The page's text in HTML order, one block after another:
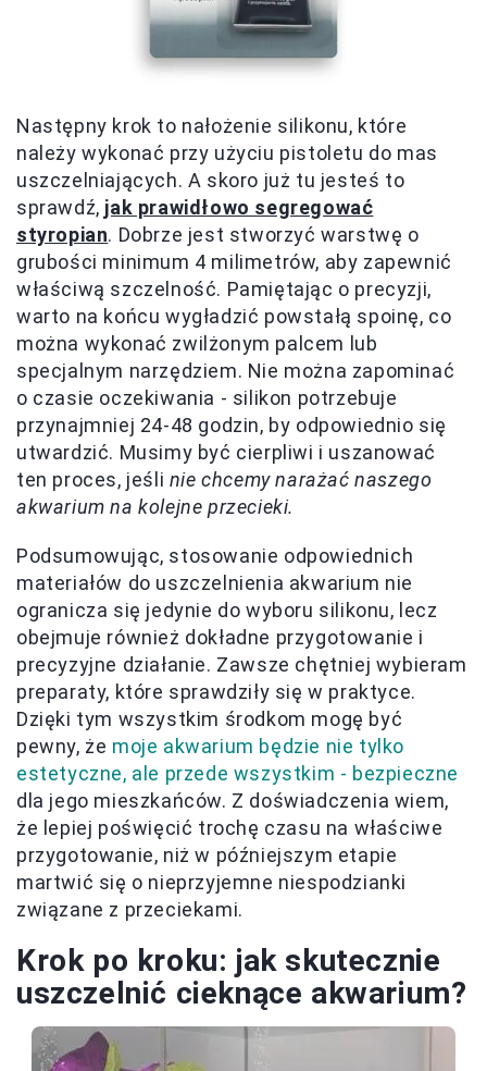
Następny krok to nałożenie silikonu, które
należy wykonać przy użyciu pistoletu do mas
uszczelniających. A skoro już tu jesteś to
sprawdź, jak prawidłowo segregować
styropian. Dobrze jest stworzyć warstwę o
grubości minimum 4 milimetrów, aby zapewnić
właściwą szczelność. Pamiętając o precyzji,
warto na końcu wygładzić powstałą spoinę, co
można wykonać zwilżonym palcem lub
specjalnym narzędziem. Nie można zapominać
o czasie oczekiwania - silikon potrzebuje
przynajmniej 24-48 godzin, by odpowiednio się
utwardzić. Musimy być cierpliwi i uszanować
ten proces, jeśli nie chcemy narażać naszego
akwarium na kolejne przecieki.
Podsumowując, stosowanie odpowiednich
materiałów do uszczelnienia akwarium nie
ogranicza się jedynie do wyboru silikonu, lecz
obejmuje również dokładne przygotowanie i
precyzyjne działanie. Zawsze chętniej wybieram
preparaty, które sprawdziły się w praktyce.
Dzięki tym wszystkim środkom mogę być
pewny, że moje akwarium będzie nie tylko
estetyczne, ale przede wszystkim - bezpieczne
dla jego mieszkańców. Z doświadczenia wiem,
że lepiej poświęcić trochę czasu na właściwe
przygotowanie, niż w późniejszym etapie
martwić się o nieprzyjemne niespodzianki
związane z przeciekami.
Krok po kroku: jak skutecznie
uszczelnić cieknące akwarium?